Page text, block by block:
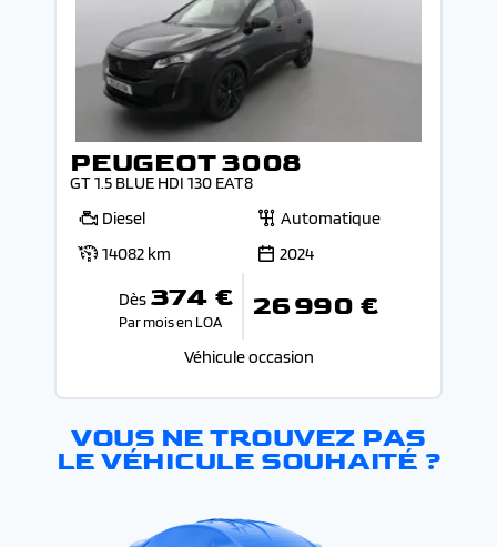
PEUGEOT 3008
GT 1.5 BLUE HDI 130 EAT8
Diesel
Automatique
14082 km
2024
Dès 374 €
Par mois en LOA 26 990 €
Véhicule occasion
VOUS NE TROUVEZ PAS
LE VÉHICULE SOUHAITÉ ?